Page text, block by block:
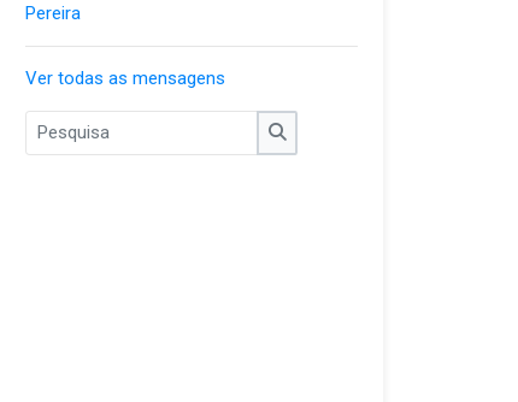
Pereira
Ver todas as mensagens
Pesquisa
Pesquisa